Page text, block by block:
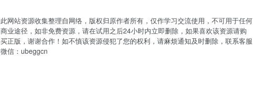
此网站资源收集整理自网络，版权归原作者所有，仅作学习交流使用，不可用于任何
商业途径，如非免费资源，请在试用之后24小时内立即删除，如果喜欢该资源请购
买正版，谢谢合作！如不慎该资源侵犯了您的权利，请麻烦通知及时删除，联系客服
微信：ubeggcn